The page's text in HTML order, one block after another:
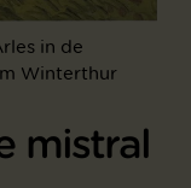
in de
Winterthur
mistral